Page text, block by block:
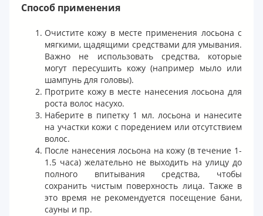
Способ применения
Очистите кожу в месте применения лосьона с
мягкими, щадящими средствами для умывания.
Важно не использовать средства, которые
могут пересушить кожу (например мыло или
шампунь для головы).
Протрите кожу в месте нанесения лосьона для
роста волос насухо.
Наберите в пипетку 1 мл. лосьона и нанесите
на участки кожи с поредением или отсутствием
волос.
После нанесения лосьона на кожу (в течение 1-
1.5 часа) желательно не выходить на улицу до
полного впитывания средства, чтобы
сохранить чистым поверхность лица. Также в
это время не рекомендуется посещение бани,
сауны и пр.